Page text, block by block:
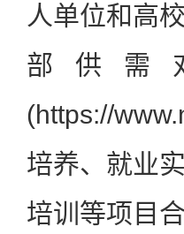
人单位和高
部供需
(https://
培养、就业
培训等项目